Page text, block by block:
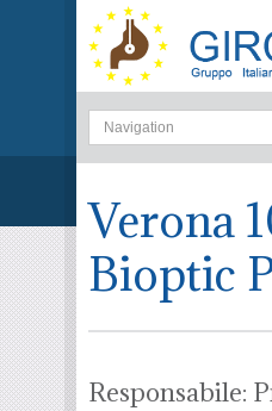
Verona
Bioptic
Responsabile: